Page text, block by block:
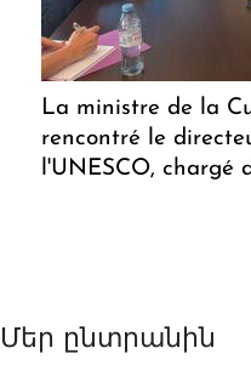
La ministre de la
rencontré le
l'UNESCO, chargé
Մեր ընտրանին